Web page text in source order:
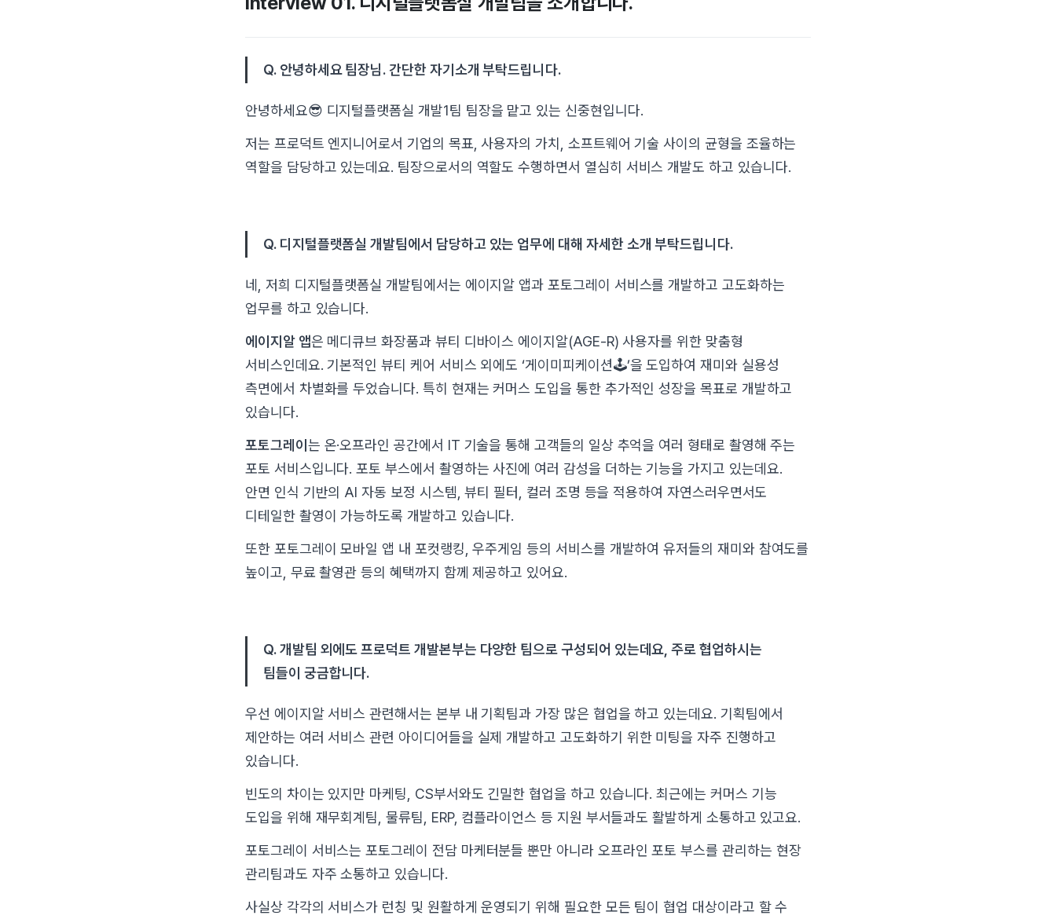
Q. 안녕하세요 팀장님. 간단한 자기소개 부탁드립니다.
안녕하세요😎 디지털플랫폼실 개발1팀 팀장을 맡고 있는 신중현입니다.
저는 프로덕트 엔지니어로서 기업의 목표, 사용자의 가치, 소프트웨어 기술 사이의 균형을 조율하는
역할을 담당하고 있는데요. 팀장으로서의 역할도 수행하면서 열심히 서비스 개발도 하고 있습니다.
Q. 디지털플랫폼실 개발팀에서 담당하고 있는 업무에 대해 자세한 소개 부탁드립니다.
네, 저희 디지털플랫폼실 개발팀에서는 에이지알 앱과 포토그레이 서비스를 개발하고 고도화하는
업무를 하고 있습니다.
에이지알 앱은 메디큐브 화장품과 뷰티 디바이스 에이지알(AGE-R) 사용자를 위한 맞춤형
서비스인데요. 기본적인 뷰티 케어 서비스 외에도 ‘게이미피케이션🕹️’을 도입하여 재미와 실용성
측면에서 차별화를 두었습니다. 특히 현재는 커머스 도입을 통한 추가적인 성장을 목표로 개발하고
있습니다.
포토그레이 는 온·오프라인 공간에서 IT 기술을 통해 고객들의 일상 추억을 여러 형태로 촬영해 주는
포토 서비스입니다. 포토 부스에서 촬영하는 사진에 여러 감성을 더하는 기능을 가지고 있는데요.
안면 인식 기반의 AI 자동 보정 시스템, 뷰티 필터, 컬러 조명 등을 적용하여 자연스러우면서도
디테일한 촬영이 가능하도록 개발하고 있습니다.
또한 포토그레이 모바일 앱 내 포컷랭킹, 우주게임 등의 서비스를 개발하여 유저들의 재미와 참여도를
높이고, 무료 촬영관 등의 혜택까지 함께 제공하고 있어요.
Q. 개발팀 외에도 프로덕트 개발본부는 다양한 팀으로 구성되어 있는데요, 주로 협업하시는
팀들이 궁금합니다.
우선 에이지알 서비스 관련해서는 본부 내 기획팀과 가장 많은 협업을 하고 있는데요. 기획팀에서
제안하는 여러 서비스 관련 아이디어들을 실제 개발하고 고도화하기 위한 미팅을 자주 진행하고
있습니다.
빈도의 차이는 있지만 마케팅, CS부서와도 긴밀한 협업을 하고 있습니다. 최근에는 커머스 기능
도입을 위해 재무회계팀, 물류팀, ERP, 컴플라이언스 등 지원 부서들과도 활발하게 소통하고 있고요.
포토그레이 서비스는 포토그레이 전담 마케터분들 뿐만 아니라 오프라인 포토 부스를 관리하는 현장
관리팀과도 자주 소통하고 있습니다.
사실상 각각의 서비스가 런칭 및 원활하게 운영되기 위해 필요한 모든 팀이 협업 대상이라고 할 수